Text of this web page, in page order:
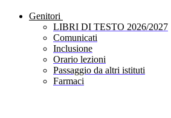
Genitori
LIBRI DI TESTO 2026/2027
Comunicati
Inclusione
Orario lezioni
Passaggio da altri istituti
Farmaci